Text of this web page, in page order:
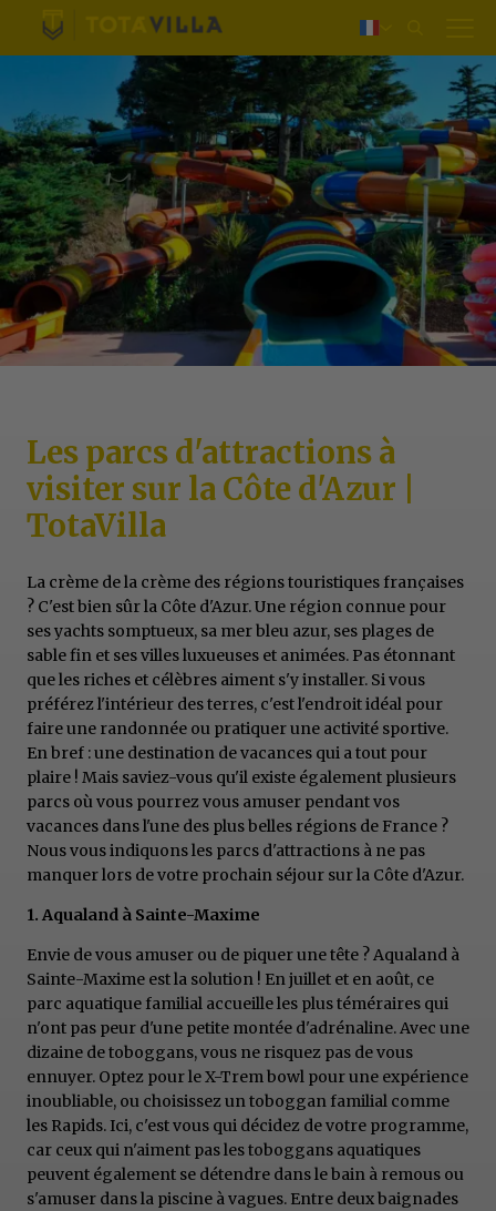
Deutsch
English
Login
Les parcs d'attractions à
visiter sur la Côte d'Azur |
TotaVilla
La crème de la crème des régions touristiques françaises
? C'est bien sûr la Côte d'Azur. Une région connue pour
ses yachts somptueux, sa mer bleu azur, ses plages de
sable fin et ses villes luxueuses et animées. Pas étonnant
que les riches et célèbres aiment s'y installer. Si vous
préférez l'intérieur des terres, c'est l'endroit idéal pour
faire une randonnée ou pratiquer une activité sportive.
En bref : une destination de vacances qui a tout pour
plaire ! Mais saviez-vous qu'il existe également plusieurs
parcs où vous pourrez vous amuser pendant vos
vacances dans l'une des plus belles régions de France ?
Nous vous indiquons les parcs d'attractions à ne pas
manquer lors de votre prochain séjour sur la Côte d'Azur.
1. Aqualand à Sainte-Maxime
Envie de vous amuser ou de piquer une tête ? Aqualand à
Sainte-Maxime est la solution ! En juillet et en août, ce
parc aquatique familial accueille les plus téméraires qui
n'ont pas peur d'une petite montée d'adrénaline. Avec une
dizaine de toboggans, vous ne risquez pas de vous
ennuyer. Optez pour le X-Trem bowl pour une expérience
inoubliable, ou choisissez un toboggan familial comme
les Rapids. Ici, c'est vous qui décidez de votre programme,
car ceux qui n'aiment pas les toboggans aquatiques
peuvent également se détendre dans le bain à remous ou
s'amuser dans la piscine à vagues. Entre deux baignades